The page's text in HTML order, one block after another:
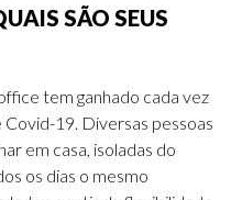
SÃO SEUS
tem ganhado cada vez
Covid-19. Diversas pessoas
em casa, isoladas do
os dias o mesmo